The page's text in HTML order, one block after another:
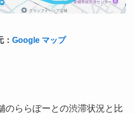
： Google マップ
のららぽーとの渋滞状況と比